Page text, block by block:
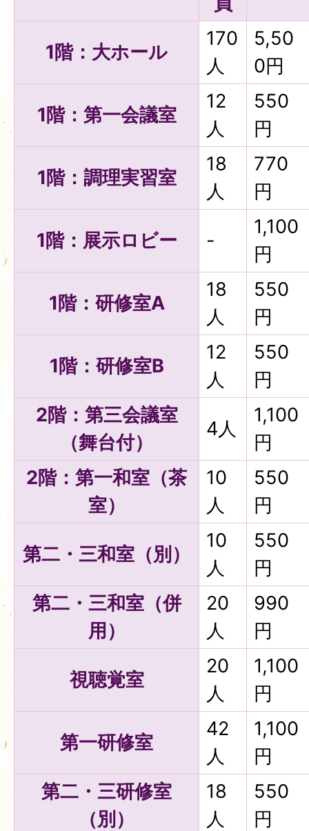
1階：大ホール
170
人
5,50
0円
1階：第一会議室
12
人
550
円
1階：調理実習室
18
人
770
円
1階：展示ロビー -
1,100
円
1階：研修室A
18
人
550
円
1階：研修室B
12
人
550
円
2階：第三会議室
（舞台付）
4人
1,100
円
2階：第一和室（茶
室）
10
人
550
円
第二・三和室（別）
10
人
550
円
第二・三和室（併
用）
20
人
990
円
視聴覚室
20
人
1,100
円
第一研修室
42
人
1,100
円
第二・三研修室
（別）
18
人
550
円